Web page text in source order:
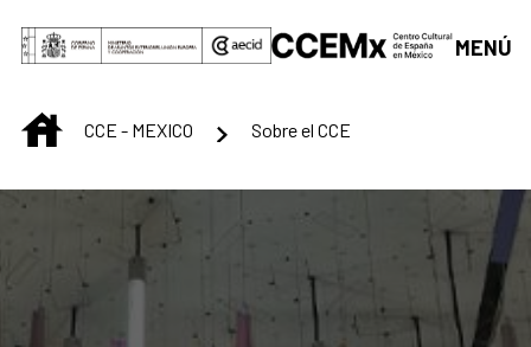
Saltar al contenido principal
MENÚ
INICIOCCE - MEXICO Sobre el CCE